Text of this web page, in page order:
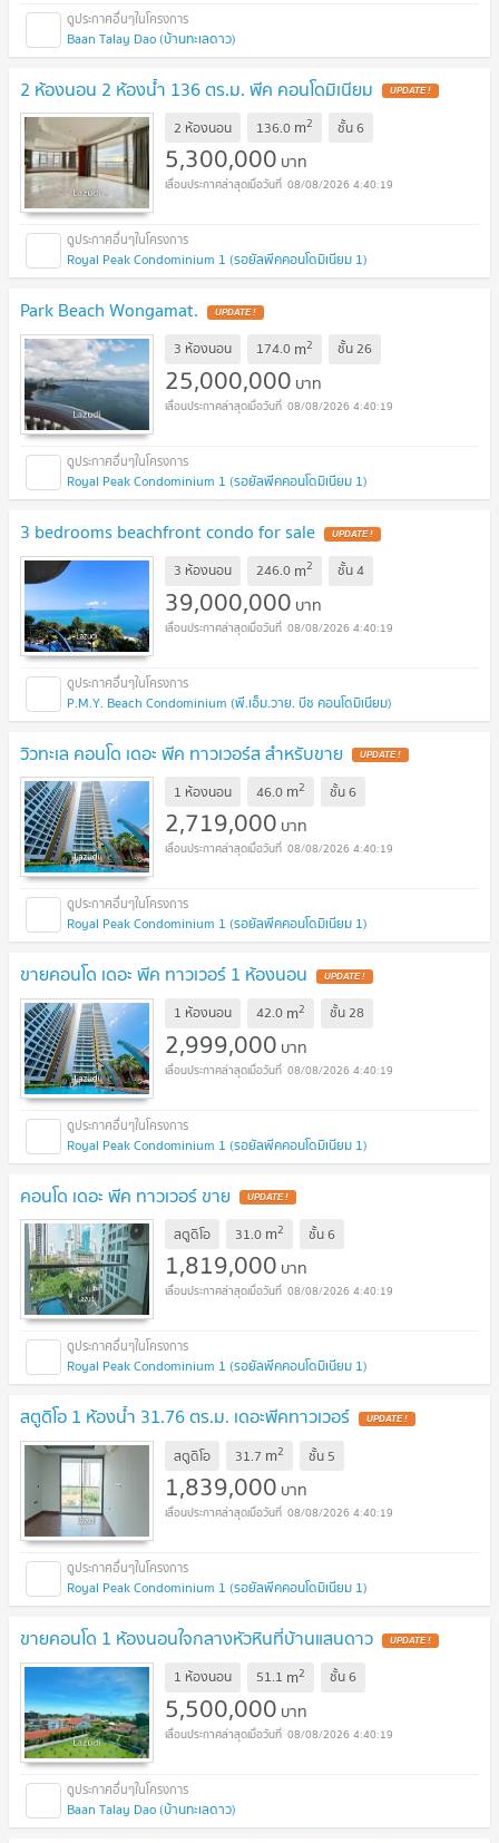
Baan Talay Dao (บ้านทะเลดาว)
2 ห้องนอน 2 ห้องน้ำ 136 ตร.ม. พีค คอนโดมิเนียม UPDATE !
2 ห้องนอน 136.0 m2 ชั้น6
5,300,000 บาท
08/08/2026 4:40:19
Royal Peak Condominium 1 (รอยัลพีคคอนโดมิเนียม 1)
Park Beach Wongamat. UPDATE !
3 ห้องนอน 174.0 m2 ชั้น26
25,000,000 บาท
08/08/2026 4:40:19
Royal Peak Condominium 1 (รอยัลพีคคอนโดมิเนียม 1)
3 bedrooms beachfront condo for sale UPDATE !
3 ห้องนอน 246.0 m2 ชั้น4
39,000,000 บาท
08/08/2026 4:40:19
P.M.Y. Beach Condominium (พี.เอ็ม.วาย. บีช คอนโดมิเนียม)
วิวทะเล คอนโด เดอะ พีค ทาวเวอร์ส สำหรับขาย UPDATE !
1 ห้องนอน 46.0 m2 ชั้น6
2,719,000 บาท
08/08/2026 4:40:19
Royal Peak Condominium 1 (รอยัลพีคคอนโดมิเนียม 1)
ขายคอนโด เดอะ พีค ทาวเวอร์ 1 ห้องนอน UPDATE !
1 ห้องนอน 42.0 m2 ชั้น28
2,999,000 บาท
08/08/2026 4:40:19
Royal Peak Condominium 1 (รอยัลพีคคอนโดมิเนียม 1)
คอนโด เดอะ พีค ทาวเวอร์ ขาย UPDATE !
สตูดิโอ 31.0 m2 ชั้น6
1,819,000 บาท
08/08/2026 4:40:19
Royal Peak Condominium 1 (รอยัลพีคคอนโดมิเนียม 1)
สตูดิโอ 1 ห้องน้ำ 31.76 ตร.ม. เดอะพีคทาวเวอร์ UPDATE !
สตูดิโอ 31.7 m2 ชั้น 5
1,839,000 บาท
08/08/2026 4:40:19
Royal Peak Condominium 1 (รอยัลพีคคอนโดมิเนียม 1)
ขายคอนโด 1 ห้องนอนใจกลางหัวหินที่บ้านแสนดาว UPDATE !
1 ห้องนอน 51.1 m2 ชั้น6
5,500,000 บาท
08/08/2026 4:40:19
Baan Talay Dao (บ้านทะเลดาว)